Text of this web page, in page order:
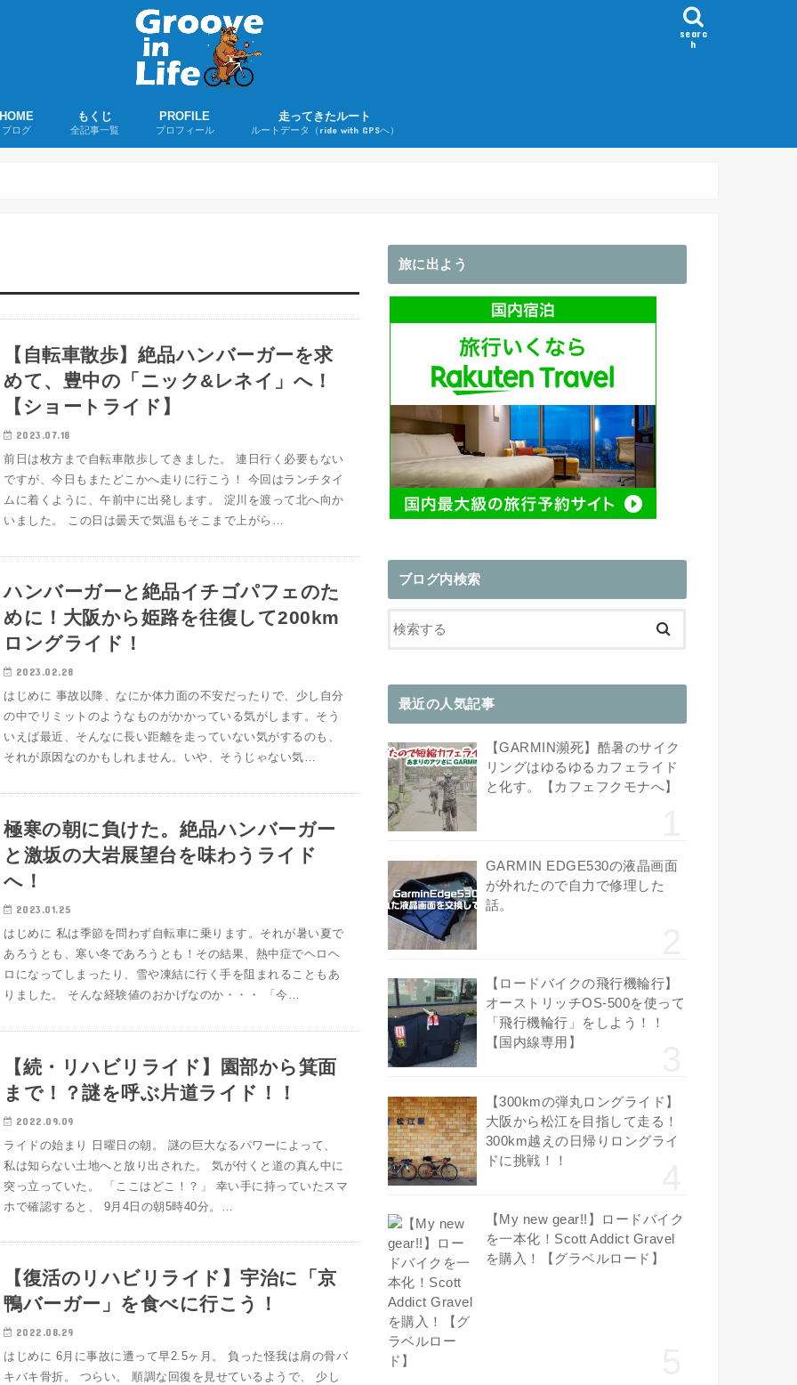
searc
h
HOME
ブログ
もくじ
全記事一覧
PROFILE
プロフィール
走ってきたルート
ルートデータ（ride with GPSへ）
【自転車散歩】絶品ハンバーガーを求
めて、豊中の「ニック&レネイ」へ！
【ショートライド】
2023.07.18
前日は枚方まで自転車散歩してきました。 連日行く必要もない
ですが、今日もまたどこかへ走りに行こう！ 今回はランチタイ
ムに着くように、午前中に出発します。 淀川を渡って北へ向か
いました。 この日は曇天で気温もそこまで上がら…
ハンバーガーと絶品イチゴパフェのた
めに！大阪から姫路を往復して200km
ロングライド！
2023.02.28
はじめに 事故以降、なにか体力面の不安だったりで、少し自分
の中でリミットのようなものがかかっている気がします。そう
いえば最近、そんなに長い距離を走っていない気がするのも、
それが原因なのかもしれません。いや、そうじゃない気…
極寒の朝に負けた。絶品ハンバーガー
と激坂の大岩展望台を味わうライド
へ！
2023.01.25
はじめに 私は季節を問わず自転車に乗ります。それが暑い夏で
あろうとも、寒い冬であろうとも！その結果、熱中症でヘロヘ
ロになってしまったり、雪や凍結に行く手を阻まれることもあ
りました。 そんな経験値のおかげなのか・・・ 「今…
【続・リハビリライド】園部から箕面
まで！？謎を呼ぶ片道ライド！！
2022.09.09
ライドの始まり 日曜日の朝。 謎の巨大なるパワーによって、
私は知らない土地へと放り出された。 気が付くと道の真ん中に
突っ立っていた。 「ここはどこ！？」 幸い手に持っていたスマ
ホで確認すると、 9月4日の朝5時40分。…
【復活のリハビリライド】宇治に「京
鴨バーガー」を食べに行こう！
2022.08.29
はじめに 6月に事故に遭って早2.5ヶ月。 負った怪我は肩の骨バ
キバキ骨折。 つらい。 順調な回復を見せているようで、 少し
旅に出よう
ブログ内検索
最近の人気記事
【GARMIN瀕死】酷暑のサイク
リングはゆるゆるカフェライド
と化す。【カフェフクモナへ】
GARMIN EDGE530の液晶画面
が外れたので自力で修理した
話。
【ロードバイクの飛行機輪行】
オーストリッチOS-500を使って
「飛行機輪行」をしよう！！
【国内線専用】
【300kmの弾丸ロングライド】
大阪から松江を目指して走る！
300km越えの日帰りロングライ
ドに挑戦！！
【My new gear!!】ロードバイク
を一本化！Scott Addict Gravel
を購入！【グラベルロード】